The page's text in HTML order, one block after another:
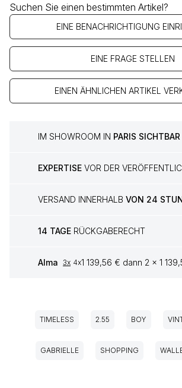
Suchen Sie einen bestimmten Artikel?
EINE BENACHRICHTIGUNG
EINE FRAGE STELLEN
EINEN ÄHNLICHEN ARTIKEL
IM SHOWROOM IN PARIS SICHTBAR
EXPERTISE VOR DER
VERSAND INNERHALB VON 24
14 TAGE RÜCKGABERECHT
Alma 3x 4x1 139,56 € dann 2 x 1
TIMELESS 2.55 BOY
GABRIELLE SHOPPING